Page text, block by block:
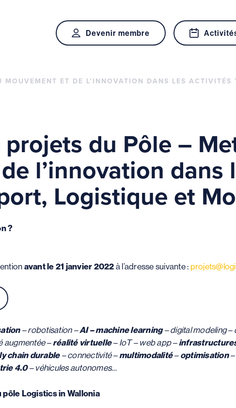
Devenir membre
ET DE L’INNOVATION DANS LES ACTIVITÉS
du Pôle –
l’innovation dans
Logistique et
?
avant le 21 janvier 2022à l’adresse suivante :
– robotisation –AI – machine learning– digital modeling –
augmentée –réalité virtuelle– IoT – web app –
chain durable– connectivité –multimodalité–optimisation
4.0– véhicules autonomes…
pôle Logistics in Wallonia